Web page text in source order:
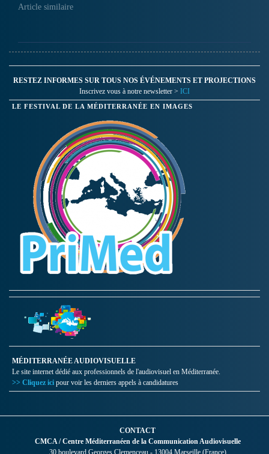
Article similaire
RESTEZ INFORMES SUR TOUS NOS ÉVÉNEMENTS ET PROJECTIONS
Inscrivez vous à notre newsletter > ICI
LE FESTIVAL DE LA MÉDITERRANÉE EN IMAGES
MÉDITERRANÉE AUDIOVISUELLE
Le site internet dédié aux professionnels de l'audiovisuel en Méditerranée.
>> Cliquez ici pour voir les derniers appels à candidatures
CONTACT
CMCA / Centre Méditerranéen de la Communication Audiovisuelle
30 boulevard Georges Clemenceau - 13004 Marseille (France)